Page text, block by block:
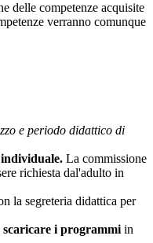
delle competenze acquisite
verranno comunque
e periodo didattico di
La commissione
richiesta dal'adulto in
la segreteria didattica per
scaricare i programmi in